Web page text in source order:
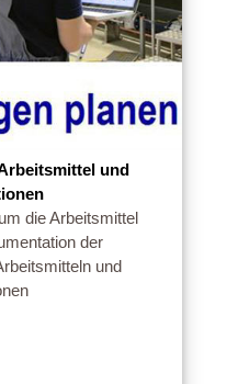
und
die Arbeitsmittel
der
und